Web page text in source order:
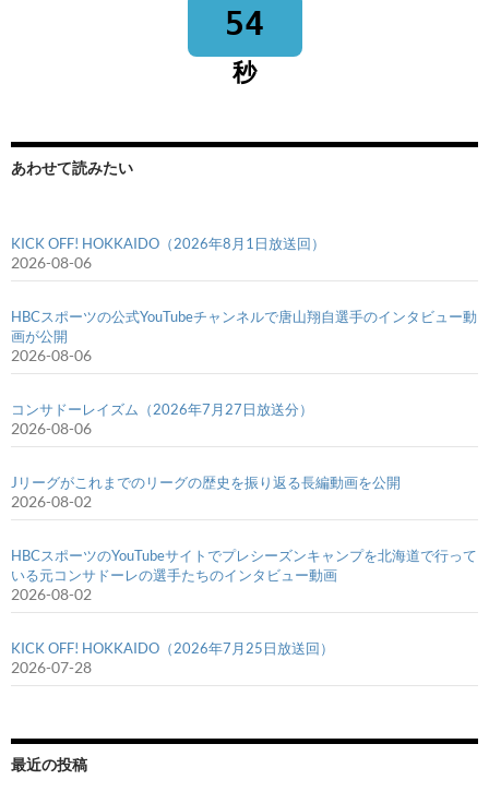
54
秒
あわせて読みたい
KICK OFF! HOKKAIDO（2026年8月1日放送回）
2026-08-06
HBCスポーツの公式YouTubeチャンネルで唐山翔自選手のインタビュー動
画が公開
2026-08-06
コンサドーレイズム（2026年7月27日放送分）
2026-08-06
Jリーグがこれまでのリーグの歴史を振り返る長編動画を公開
2026-08-02
HBCスポーツのYouTubeサイトでプレシーズンキャンプを北海道で行って
いる元コンサドーレの選手たちのインタビュー動画
2026-08-02
KICK OFF! HOKKAIDO（2026年7月25日放送回）
2026-07-28
最近の投稿